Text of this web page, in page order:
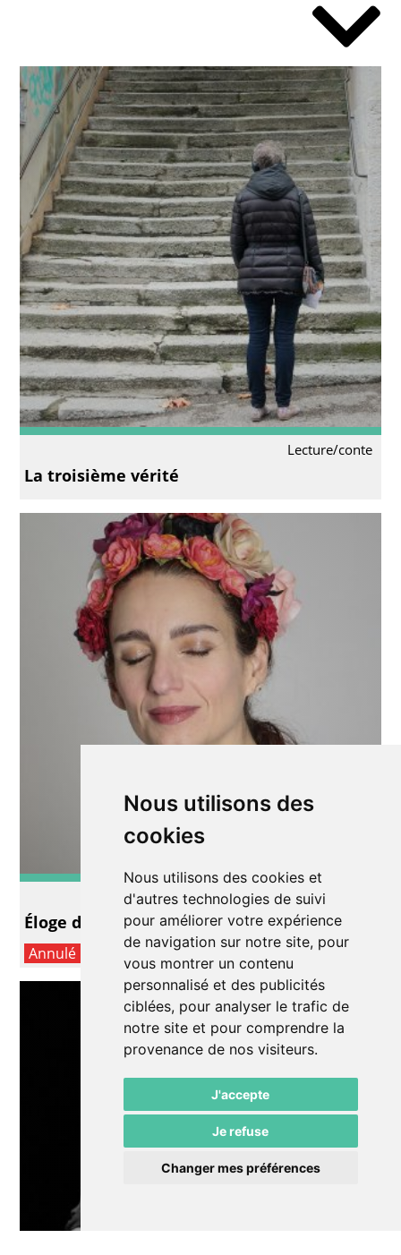
Nous utilisons des
cookies
Nous utilisons des cookies et
d'autres technologies de suivi
pour améliorer votre expérience
de navigation sur notre site, pour
vous montrer un contenu
personnalisé et des publicités
ciblées, pour analyser le trafic de
notre site et pour comprendre la
provenance de nos visiteurs.
J'accepte
Je refuse
Changer mes préférences
Lecture/conte
La troisième vérité
Lecture/conte
Éloge du noir
Annulé